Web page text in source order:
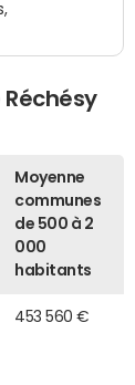
Moyenne
communes
de 500 à 2
000
habitants
453 560 €